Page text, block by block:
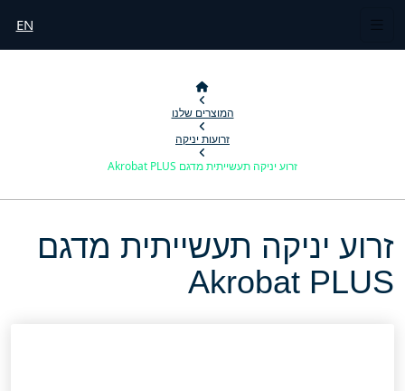
EN
המוצרים שלנו
זרועות יניקה
זרוע יניקה תעשייתית מדגם Akrobat PLUS
זרוע יניקה תעשייתית מדגם
Akrobat PLUS